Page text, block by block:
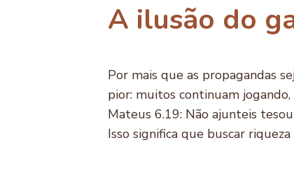
A ilusão do
Por mais que as propagandas
pior: muitos continuam
Mateus 6.19: Não ajunteis
Isso significa que buscar